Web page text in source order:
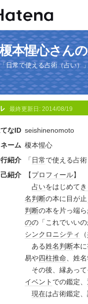
榎本惺心さん
「日常で使える占術（占い）
最終更新日: 2014/08/19
なID seishinenomoto
ーム 榎本惺心
紹介
「 日常で使える占術
紹介
【プロフィール】
占いをはじめて
名判断の本に目が止
判断の本を片っ端ら
のの「これでいい
シンクロニシティ
（
ある姓名判断本
易や四柱推命、姓
その後、縁あって
イベント での鑑定、
現在は占術鑑定、